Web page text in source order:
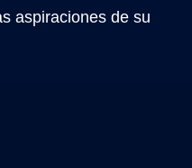
aspiraciones de su